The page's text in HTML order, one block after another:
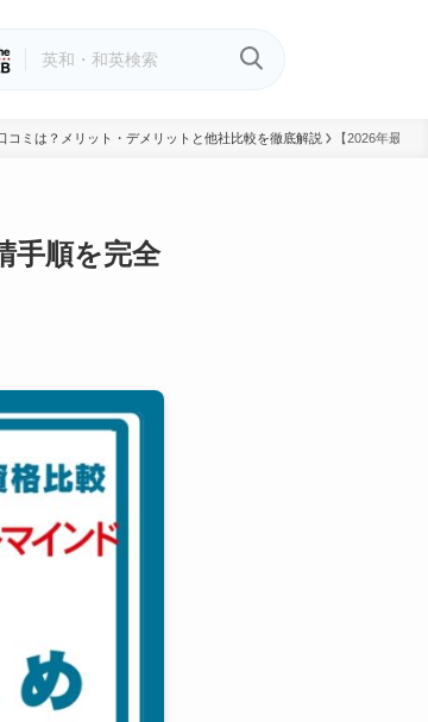
コミは？メリット・デメリットと他社比較を徹底解説 【2026年最新
手順を完全